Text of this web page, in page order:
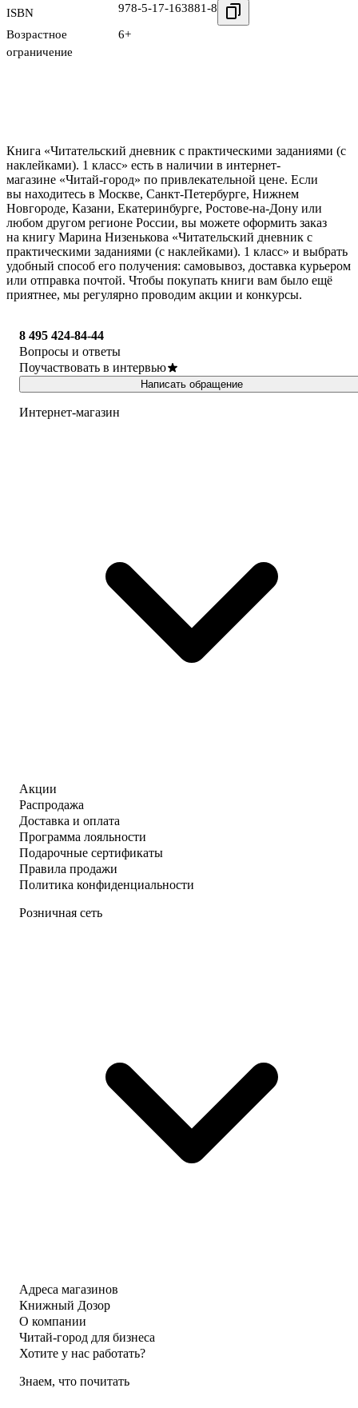
ISBN 978-5-17-163881-8
Возрастное
ограничение
6+
Книга «Читательский дневник с практическими заданиями (с
наклейками). 1 класс» есть в наличии в интернет-
магазине «Читай-город» по привлекательной цене. Если
вы находитесь в Москве, Санкт-Петербурге, Нижнем
Новгороде, Казани, Екатеринбурге, Ростове-на-Дону или
любом другом регионе России, вы можете оформить заказ
на книгу Марина Низенькова «Читательский дневник с
практическими заданиями (с наклейками). 1 класс» и выбрать
удобный способ его получения: самовывоз, доставка курьером
или отправка почтой. Чтобы покупать книги вам было ещё
приятнее, мы регулярно проводим акции и конкурсы.
8 495 424-84-44
Вопросы и ответы
Поучаствовать в интервью
Написать обращение
Интернет-магазин
Акции
Распродажа
Доставка и оплата
Программа лояльности
Подарочные сертификаты
Правила продажи
Политика конфиденциальности
Розничная сеть
Адреса магазинов
Книжный Дозор
О компании
Читай-город для бизнеса
Хотите у нас работать?
Знаем, что почитать